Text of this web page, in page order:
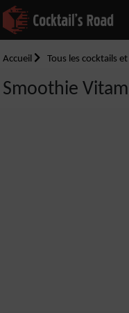
Accueil Tous les cocktails
Smoothie